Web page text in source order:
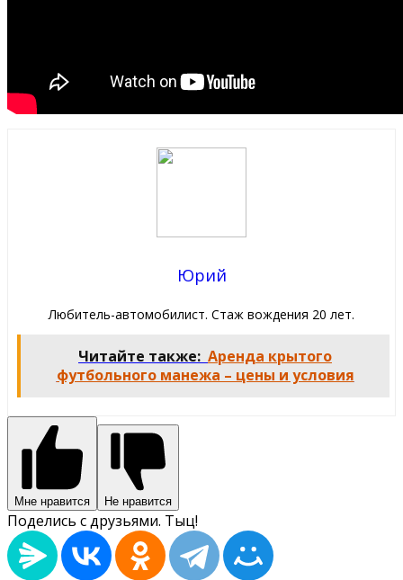
Юрий
Любитель-автомобилист. Стаж вождения 20 лет.
Читайте также: Аренда крытого
футбольного манежа – цены и условия
Мне нравится Не нравится
Поделись с друзьями. Тыц!